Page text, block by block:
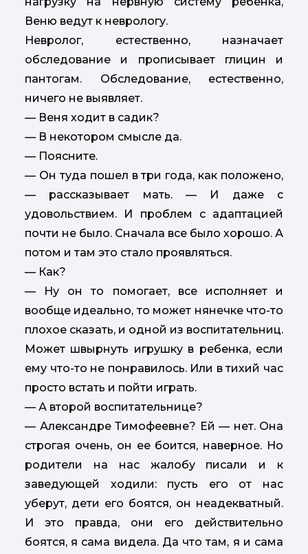
Веню ведут к неврологу.
Невролог, естественно, назначает
обследование и прописывает глицин и
пантогам. Обследование, естественно,
ничего не выявляет.
— Веня ходит в садик?
— В некотором смысле да.
— Поясните.
— Он туда пошел в три года, как положено,
— рассказывает мать. — И даже с
удовольствием. И проблем с адаптацией
почти не было. Сначала все было хорошо. А
потом и там это стало проявляться.
— Как?
— Ну он то помогает, все исполняет и
вообще идеально, то может нянечке что-то
плохое сказать, и одной из воспитательниц.
Может швырнуть игрушку в ребенка, если
ему что-то не понравилось. Или в тихий час
просто встать и пойти играть.
— А второй воспитательнице?
— Александре Тимофеевне? Ей — нет. Она
строгая очень, он ее боится, наверное. Но
родители на нас жалобу писали и к
заведующей ходили: пусть его от нас
уберут, дети его боятся, он неадекватный.
И это правда, они его действительно
боятся, я сама видела. Да что там, я и сама